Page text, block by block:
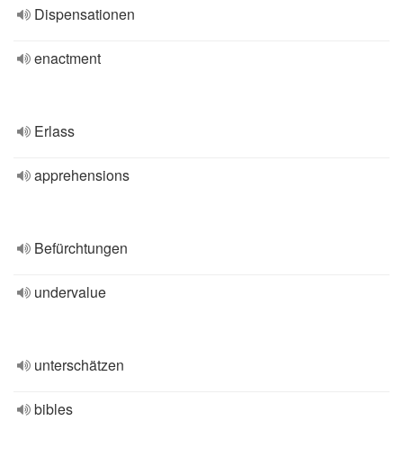
Dispensationen
enactment
Erlass
apprehensions
Befürchtungen
undervalue
unterschätzen
bibles